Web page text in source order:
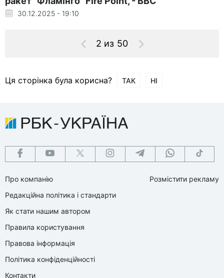
30.12.2025 - 19:10
2 из 50
Ця сторінка була корисна? ТАК НІ
Про компанію
Редакційна політика і стандарти
Як стати нашим автором
Правила користування
Правова інформація
Політика конфіденційності
Контакти
Розмістити рекламу